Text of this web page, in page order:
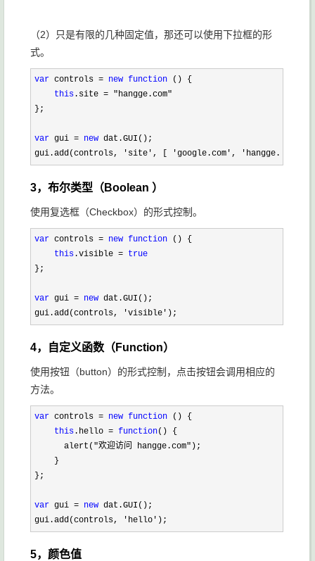
（2）只是有限的几种固定值，那还可以使用下拉框的形
式。
var controls = new function () {
this .site = "hangge.com"
};
var gui = new dat.GUI();
gui.add(controls,
'site', [ 'google.com', 'hangge.com',
3，布尔类型（Boolean ）
使用复选框（Checkbox）的形式控制。
var controls = new function () {
this .visible = true
};
var gui = new dat.GUI();
gui.add(controls,
'visible');
4，自定义函数（Function）
使用按钮（button）的形式控制，点击按钮会调用相应的
方法。
var controls = new function () {
this .hello = function() {
      alert(
"欢迎访问 hangge.com" );
    }
};
var gui = new dat.GUI();
gui.add(controls,
'hello');
5，颜色值